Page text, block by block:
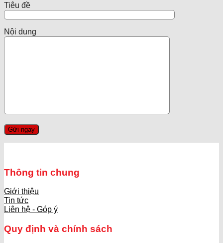
Tiêu đề
Nội dung
Thông tin chung
Giới thiệu
Tin tức
Liên hệ - Góp ý
Quy định và chính sách